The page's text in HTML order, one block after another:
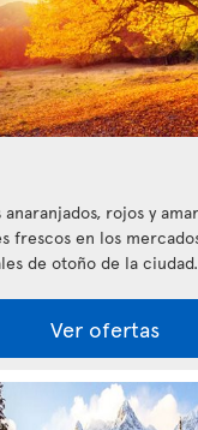
rojos y
frescos en los
de otoño de la ciudad.
Ver ofertas